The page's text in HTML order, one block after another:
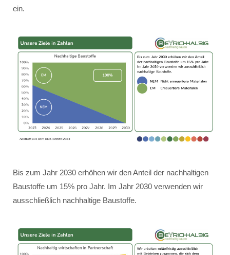
ein.
Bis zum Jahr 2030 erhöhen wir den Anteil der nachhaltigen
Baustoffe um 15% pro Jahr. Im Jahr 2030 verwenden wir
ausschließlich nachhaltige Baustoffe.